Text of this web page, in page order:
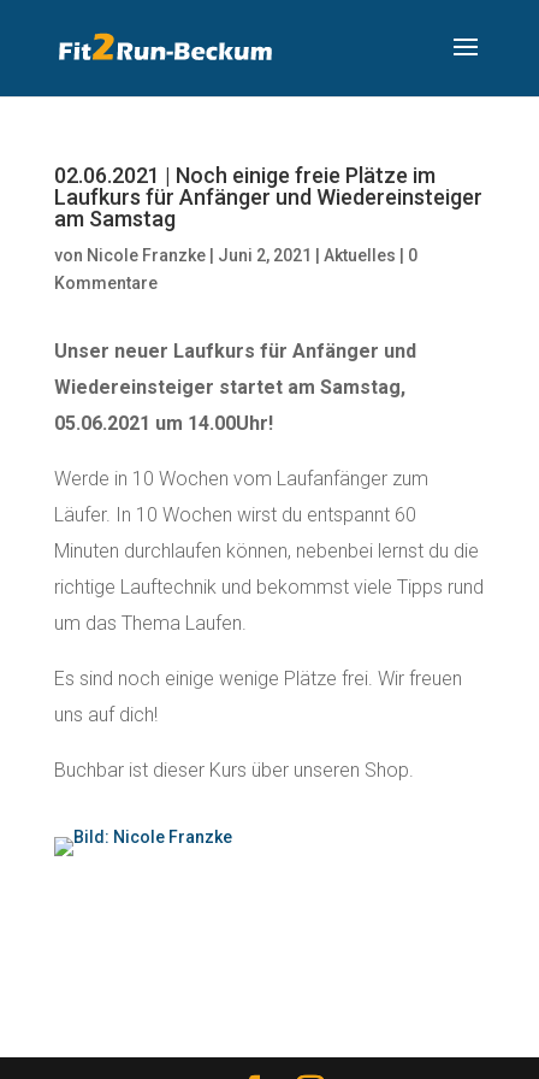
02.06.2021 | Noch einige freie Plätze im
Laufkurs für Anfänger und Wiedereinsteiger
am Samstag
von Nicole Franzke| Juni 2, 2021 Aktuelles
0
Kommentare
Unser neuer Laufkurs für Anfänger und
Wiedereinsteiger startet am Samstag,
05.06.2021 um 14.00Uhr!
Werde in 10 Wochen vom Laufanfänger zum
Läufer. In 10 Wochen wirst du entspannt 60
Minuten durchlaufen können, nebenbei lernst du die
richtige Lauftechnik und bekommst viele Tipps rund
um das Thema Laufen.
Es sind noch einige wenige Plätze frei. Wir freuen
uns auf dich!
Buchbar ist dieser Kurs über unseren Shop.